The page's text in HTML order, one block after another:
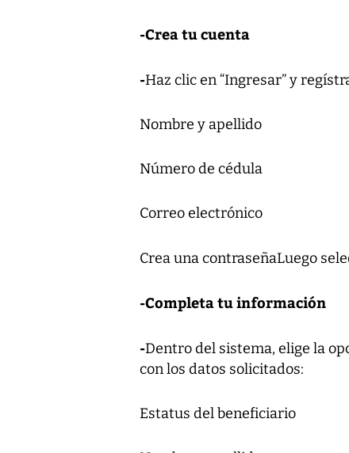
-Crea tu cuenta
-Haz clic en “Ingresar” y
Nombre y apellido
Número de cédula
Correo electrónico
Crea una contraseñaLuego
-Completa tu información
-Dentro del sistema, elige la
con los datos solicitados:
Estatus del beneficiario